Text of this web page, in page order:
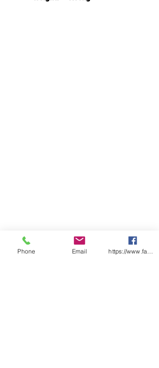
Phone Email